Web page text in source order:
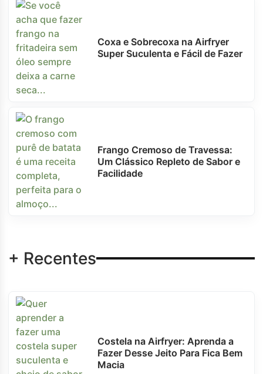
Coxa e Sobrecoxa na Airfryer
Super Suculenta e Fácil de Fazer
Frango Cremoso de Travessa:
Um Clássico Repleto de Sabor e
Facilidade
+ Recentes
Costela na Airfryer: Aprenda a
Fazer Desse Jeito Para Fica Bem
Macia